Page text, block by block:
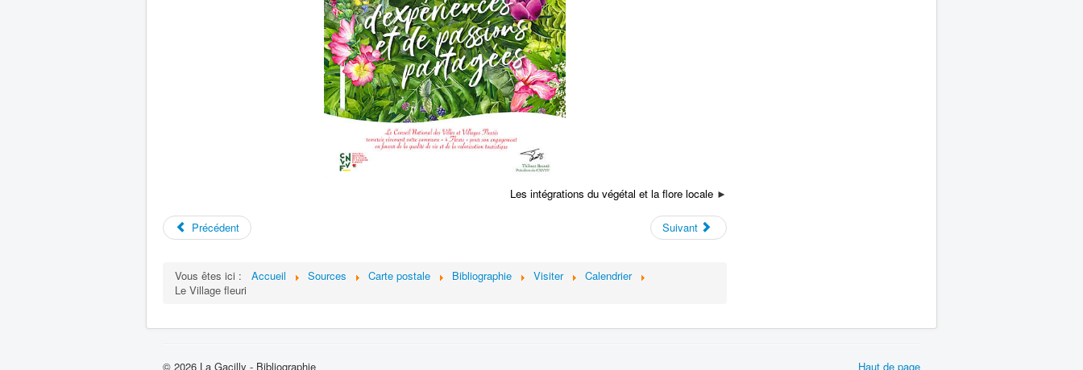
Les intégrations du végétal et la flore locale ►
Précédent Suivant
Vous êtes ici : Accueil Sources Carte postale Bibliographie Visiter
Calendrier
Le Village fleuri
Haut de page
© 2026 La Gacilly - Bibliographie